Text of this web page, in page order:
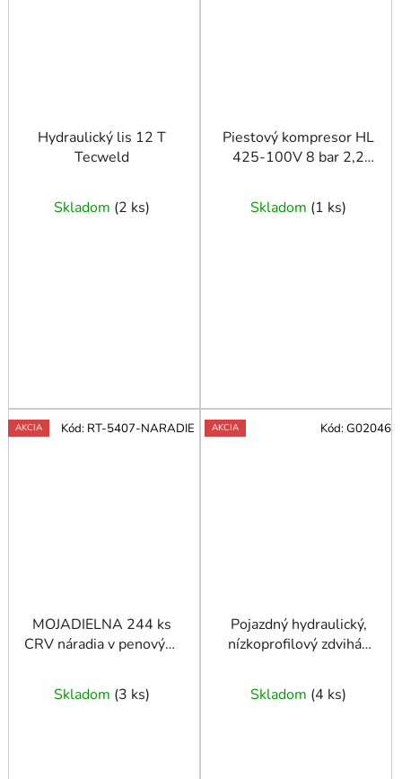
Hydraulický lis 12 T
Tecweld
Skladom (2 ks)
Piestový kompresor HL
425-100V 8 bar 2,2
AIRPRESS
Skladom (1 ks)
AKCIA
MOJADIELNA 244 ks
CRV náradia v penových
Skladom (3 ks)
Kód: RT-5407-NARADIE AKCIA
Pojazdný hydraulický,
nízkoprofilový zdvihák
Skladom (4 ks)
Kód:G02046